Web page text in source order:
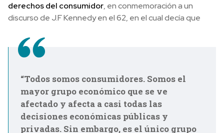
derechos del consumidor, en conmemoración a un
discurso de J.F Kennedy en el 62, en el cual decía que
“Todos somos consumidores. Somos el
mayor grupo económico que se ve
afectado y afecta a casi todas las
decisiones económicas públicas y
privadas. Sin embargo, es el único grupo